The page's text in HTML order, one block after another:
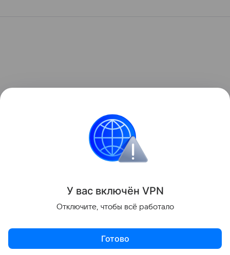
У вас включён VPN
Отключите, чтобы всё работало
Готово